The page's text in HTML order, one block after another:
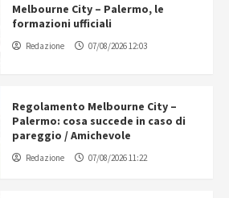
Melbourne City – Palermo, le
formazioni ufficiali
Redazione 07/08/2026 12:03
Regolamento Melbourne City –
Palermo: cosa succede in caso di
pareggio / Amichevole
Redazione 07/08/2026 11:22